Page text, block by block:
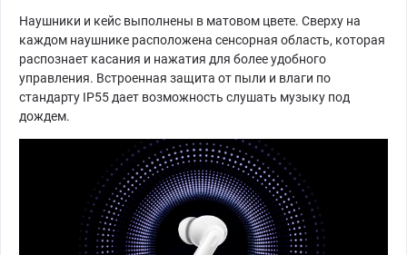
Наушники и кейс выполнены в матовом цвете. Сверху на
каждом наушнике расположена сенсорная область, которая
распознает касания и нажатия для более удобного
управления. Встроенная защита от пыли и влаги по
стандарту IP55 дает возможность слушать музыку под
дождем.